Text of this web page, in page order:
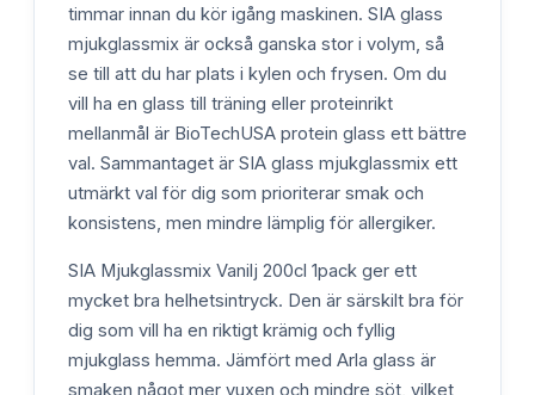
timmar innan du kör igång maskinen. SIA glass
mjukglassmix är också ganska stor i volym, så
se till att du har plats i kylen och frysen. Om du
vill ha en glass till träning eller proteinrikt
mellanmål är BioTechUSA protein glass ett bättre
val. Sammantaget är SIA glass mjukglassmix ett
utmärkt val för dig som prioriterar smak och
konsistens, men mindre lämplig för allergiker.
SIA Mjukglassmix Vanilj 200cl 1pack ger ett
mycket bra helhetsintryck. Den är särskilt bra för
dig som vill ha en riktigt krämig och fyllig
mjukglass hemma. Jämfört med Arla glass är
smaken något mer vuxen och mindre söt, vilket